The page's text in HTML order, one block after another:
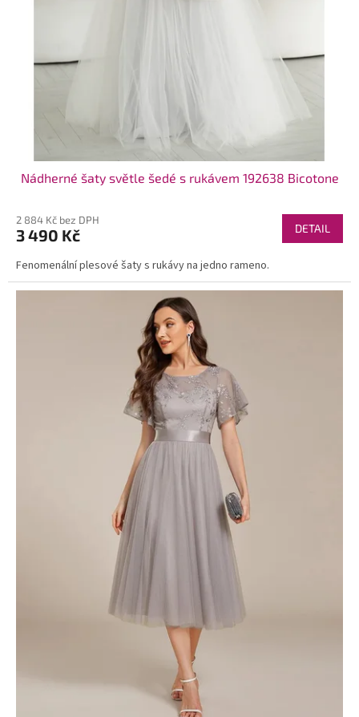
Nádherné šaty světle šedé s rukávem 192638 Bicotone
2 884 Kč bez DPH
3 490 Kč DETAIL
Fenomenální plesové šaty s rukávy na jedno rameno.